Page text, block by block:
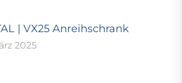
| VX25 Anreihschrank
2025